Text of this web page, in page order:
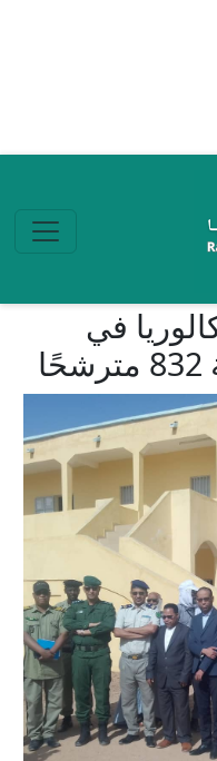
في